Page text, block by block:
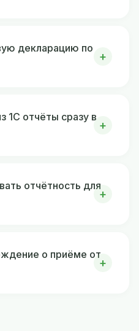
декларацию по
1С отчёты сразу в
отчётность для
о приёме от